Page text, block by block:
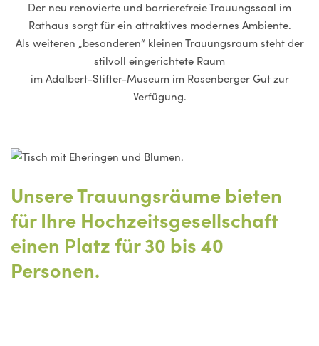
Der neu renovierte und barrierefreie Trauungssaal im
Rathaus sorgt für ein attraktives modernes Ambiente.
Als weiteren „besonderen“ kleinen Trauungsraum steht der
stilvoll eingerichtete Raum
im Adalbert-Stifter-Museum im Rosenberger Gut zur
Verfügung.
Unsere Trauungsräume bieten
für Ihre Hochzeitsgesellschaft
einen Platz für 30 bis 40
Personen.